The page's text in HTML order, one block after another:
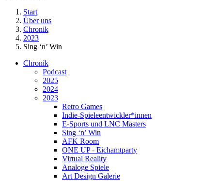
Start
Über uns
Chronik
2023
Sing ‘n’ Win
Chronik
Podcast
2025
2024
2023
Retro Games
Indie-Spieleentwickler*innen
E-Sports und LNC Masters
Sing ‘n’ Win
AFK Room
ONE UP - Eichamtparty
Virtual Reality
Analoge Spiele
Art Design Galerie